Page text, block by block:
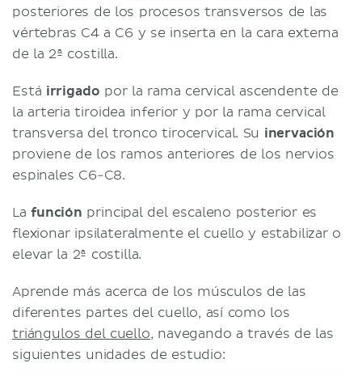
posteriores de los procesos transversos de las
vértebras C4 a C6 y se inserta en la cara externa
de la 2ª costilla.
Está irrigado por la rama cervical ascendente de
la arteria tiroidea inferior y por la rama cervical
transversa del tronco tirocervical. Su inervación
proviene de los ramos anteriores de los nervios
espinales C6-C8.
Lafunción principal del escaleno posterior es
flexionar ipsilateralmente el cuello y estabilizar o
elevar la 2ª costilla.
Aprende más acerca de los músculos de las
diferentes partes del cuello, así como los
triángulos del cuello, navegando a través de las
siguientes unidades de estudio: